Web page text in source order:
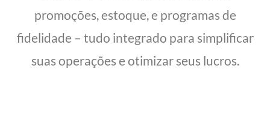
promoções, estoque, e programas de
fidelidade – tudo integrado para simplificar
suas operações e otimizar seus lucros.